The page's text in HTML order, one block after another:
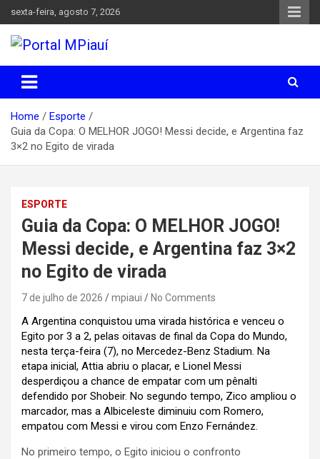
to
content
sexta-feira, agosto 7, 2026
Portal MPiauí
Parnaíba
Home
Esporte
Guia da Copa: O MELHOR JOGO! Messi decide, e Argentina faz
3×2 no Egito de virada
ESPORTE
Guia da Copa: O MELHOR JOGO!
Messi decide, e Argentina faz 3×2
no Egito de virada
7 de julho de 2026 mpiaui No Comments
A Argentina conquistou uma virada histórica e venceu o
Egito por 3 a 2, pelas oitavas de final da Copa do Mundo,
nesta terça-feira (7), no Mercedez-Benz Stadium. Na
etapa inicial, Attia abriu o placar, e Lionel Messi
desperdiçou a chance de empatar com um pênalti
defendido por Shobeir. No segundo tempo, Zico ampliou o
marcador, mas a Albiceleste diminuiu com Romero,
empatou com Messi e virou com Enzo Fernández.
No primeiro tempo, o Egito iniciou o confronto